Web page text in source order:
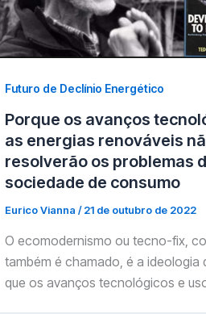
Futuro de Declínio Energético
Porque os avanços
as energias renováveis
resolverão os problemas
sociedade de consumo
Eurico Vianna/21 de outubro de 2022
O ecomodernismo ou tecno-fix,
também é chamado, é a ideologia
que os avanços tecnológicos e